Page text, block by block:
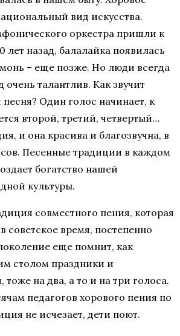
вид искусства.
оркестра пришли к
назад, балалайка появилась
– еще позже. Но люди всегда
талантлив. Как звучит
песня? Один голос начинает, к
второй, третий, четвертый…
и она красива и благозвучна, в
Песенные традиции в каждом
богатство нашей
культуры.
совместного пения, которая
советское время, постепенно
еще помнит, как
столом праздники и
тоже на два, а то и на три голоса.
педагогов хорового пения по
не исчезает, дети поют.